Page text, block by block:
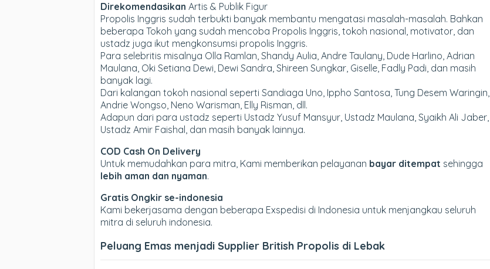
Direkomendasikan Artis & Publik Figur
Propolis Inggris sudah terbukti banyak membantu mengatasi masalah-masalah. Bahkan
beberapa Tokoh yang sudah mencoba Propolis Inggris, tokoh nasional, motivator, dan
ustadz juga ikut mengkonsumsi propolis Inggris.
Para selebritis misalnya Olla Ramlan, Shandy Aulia, Andre Taulany, Dude Harlino, Adrian
Maulana, Oki Setiana Dewi, Dewi Sandra, Shireen Sungkar, Giselle, Fadly Padi, dan masih
banyak lagi.
Dari kalangan tokoh nasional seperti Sandiaga Uno, Ippho Santosa, Tung Desem Waringin,
Andrie Wongso, Neno Warisman, Elly Risman, dll.
Adapun dari para ustadz seperti Ustadz Yusuf Mansyur, Ustadz Maulana, Syaikh Ali Jaber,
Ustadz Amir Faishal, dan masih banyak lainnya.
COD Cash On Delivery
Untuk memudahkan para mitra, Kami memberikan pelayanan bayar ditempat sehingga
lebih aman dan nyaman.
Gratis Ongkir se-indonesia
Kami bekerjasama dengan beberapa Exspedisi di Indonesia untuk menjangkau seluruh
mitra di seluruh indonesia.
Peluang Emas menjadi Supplier British Propolis di Lebak